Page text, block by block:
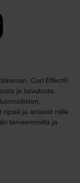
Curl Effect®
ja taivutusta.
ripsiä ja antavat niille
terveemmiltä ja